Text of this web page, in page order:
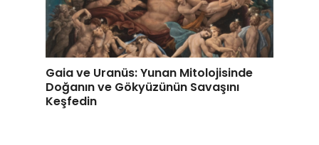
Gaia ve Uranüs: Yunan Mitolojisinde
Doğanın ve Gökyüzünün Savaşını
Keşfedin